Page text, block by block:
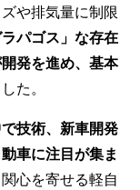
や排気量に制限
パゴス」な存在
発を進め、基本
た。
技術、新車開発
車に注目が集ま
心を寄せる軽自